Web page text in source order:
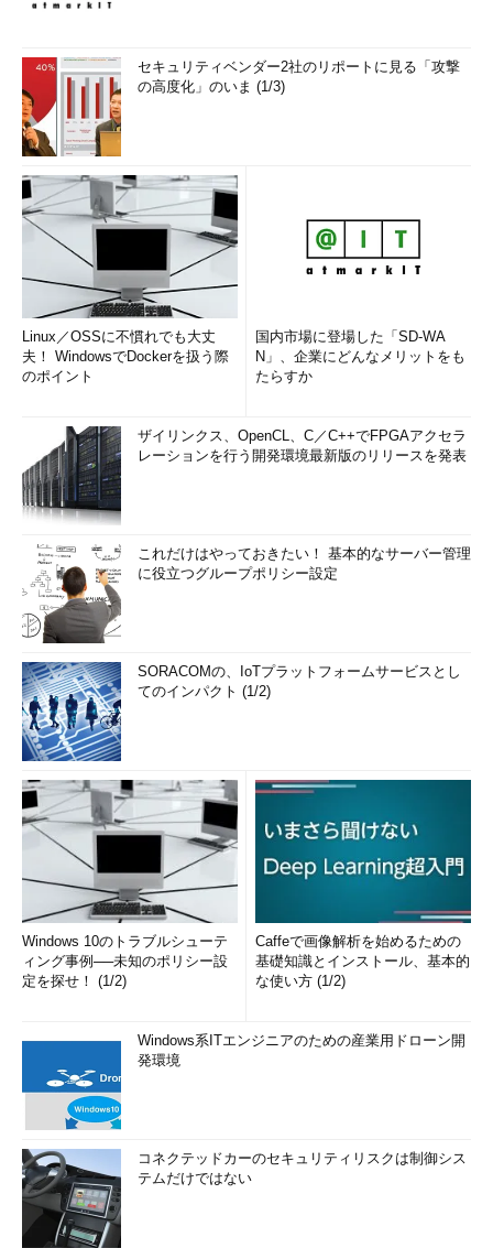
セキュリティベンダー2社のリポートに見る「攻撃
の高度化」のいま (1/3)
Linux／OSSに不慣れでも大丈
夫！ WindowsでDockerを扱う際
のポイント
国内市場に登場した「SD-WA
N」、企業にどんなメリットをも
たらすか
ザイリンクス、OpenCL、C／C++でFPGAアクセラ
レーションを行う開発環境最新版のリリースを発表
これだけはやっておきたい！ 基本的なサーバー管理
に役立つグループポリシー設定
SORACOMの、IoTプラットフォームサービスとし
てのインパクト (1/2)
Windows 10のトラブルシューテ
ィング事例──未知のポリシー設
定を探せ！ (1/2)
Caffeで画像解析を始めるための
基礎知識とインストール、基本的
な使い方 (1/2)
Windows系ITエンジニアのための産業用ドローン開
発環境
コネクテッドカーのセキュリティリスクは制御シス
テムだけではない